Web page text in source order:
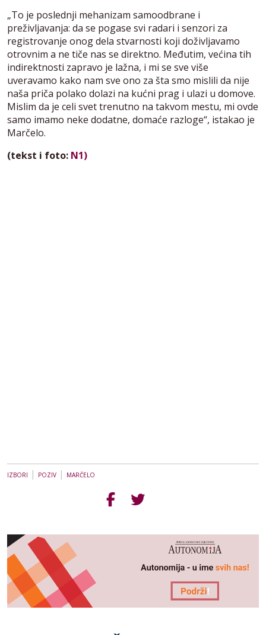
„To je poslednji mehanizam samoodbrane i
preživljavanja: da se pogase svi radari i senzori za
registrovanje onog dela stvarnosti koji doživljavamo
otrovnim a ne tiče nas se direktno. Međutim, većina tih
indirektnosti zapravo je lažna, i mi se sve više
uveravamo kako nam sve ono za šta smo mislili da nije
naša priča polako dolazi na kućni prag i ulazi u domove.
Mislim da je celi svet trenutno na takvom mestu, mi ovde
samo imamo neke dodatne, domaće razloge“, istakao je
Marčelo.
(tekst i foto: N1)
IZBORI | POZIV | MARČELO